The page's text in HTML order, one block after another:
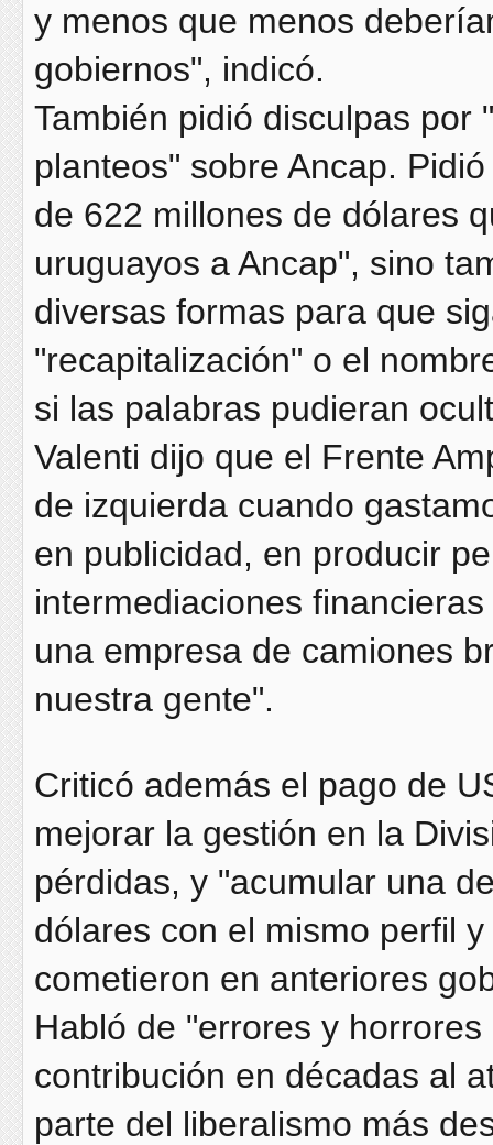
y menos que menos
gobiernos", indicó.
También pidió disculpas por
planteos" sobre Ancap.
de 622 millones de dólares
uruguayos a Ancap", sino
diversas formas para que
"recapitalización" o el
si las palabras pudieran
Valenti dijo que el Frente
de izquierda cuando
en publicidad, en producir
intermediaciones
una empresa de camiones
nuestra gente".
Criticó además el pago de
mejorar la gestión en la
pérdidas, y "acumular una
dólares con el mismo perfil
cometieron en anteriores
Habló de "errores y
contribución en décadas al
parte del liberalismo más